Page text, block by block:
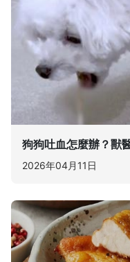
狗狗吐血怎麼辦？獸
2026年04月11日